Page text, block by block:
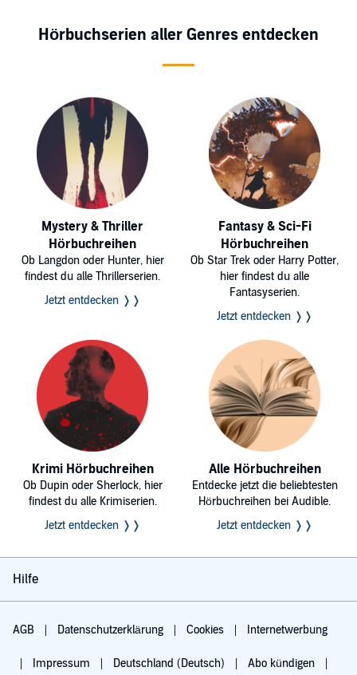
Hörbuchserien aller Genres entdecken
Mystery & Thriller
Hörbuchreihen
Ob Langdon oder Hunter, hier
findest du alle Thrillerserien.
Jetzt entdecken ❭❭
Fantasy & Sci-Fi
Hörbuchreihen
Ob Star Trek oder Harry Potter,
hier findest du alle
Fantasyserien.
Jetzt entdecken ❭❭
Krimi Hörbuchreihen
Ob Dupin oder Sherlock, hier
findest du alle Krimiserien.
Jetzt entdecken ❭❭
Alle Hörbuchreihen
Entdecke jetzt die beliebtesten
Hörbuchreihen bei Audible.
Jetzt entdecken ❭❭
Hilfe
AGB Datenschutzerklärung Cookies Internetwerbung
Impressum Deutschland (Deutsch) Abo kündigen